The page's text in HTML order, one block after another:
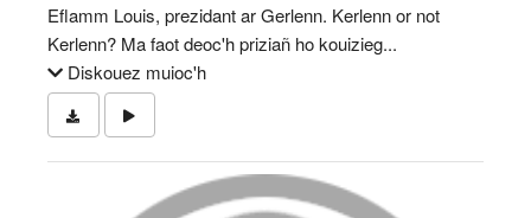
Eflamm Louis, prezidant ar Gerlenn. Kerlenn or not
Kerlenn? Ma faot deoc'h priziañ ho kouizieg...
Diskouez muioc'h